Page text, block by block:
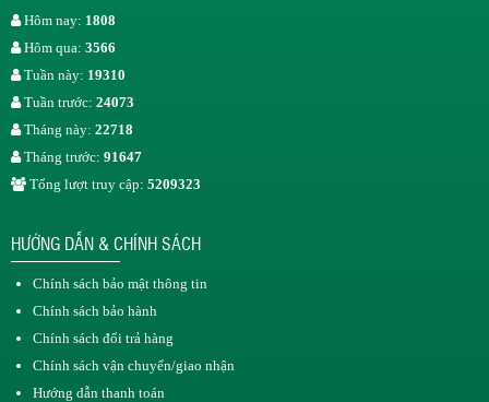
Hôm nay: 1808
Hôm qua: 3566
Tuần này: 19310
Tuần trước: 24073
Tháng này: 22718
Tháng trước: 91647
Tổng lượt truy cập: 5209323
HƯỚNG DẪN & CHÍNH SÁCH
Chính sách bảo mật thông tin
Chính sách bảo hành
Chính sách đổi trả hàng
Chính sách vận chuyển/giao nhận
Hướng dẫn thanh toán